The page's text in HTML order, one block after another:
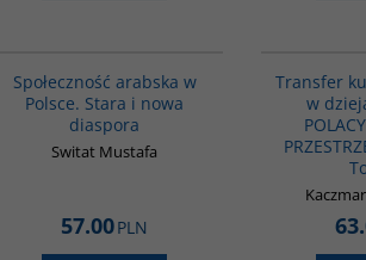
Społeczność arabska w
Polsce. Stara i nowa
diaspora
Switat Mustafa
57.00PLN
Transfer
w